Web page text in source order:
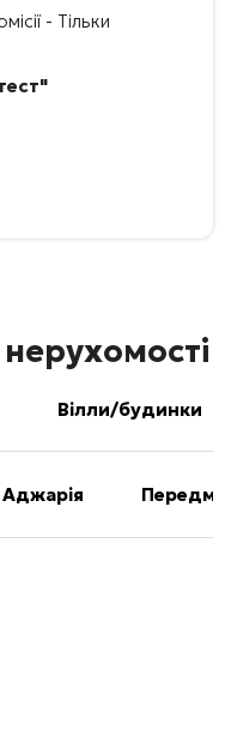
- Тільки
Вілли/будинки
Аджарія